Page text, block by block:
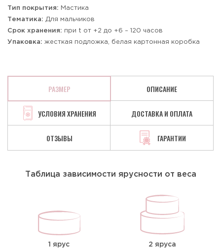
Тип покрытия: Мастика
Тематика: Для мальчиков
Срок хранения: при t от +2 до +6 – 120 часов
Упаковка: жесткая подложка, белая картонная коробка
РАЗМЕР ОПИСАНИЕ
УСЛОВИЯ ХРАНЕНИЯ ДОСТАВКА И ОПЛАТА
ОТЗЫВЫ ГАРАНТИИ
Таблица зависимости ярусности от веса
1 ярус
2 яруса